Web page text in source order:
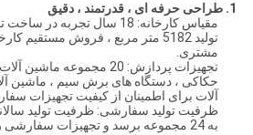
1. طراحی حرفه ای ، قدرتمند ، دقیق
مقیاس کارخانه: 18 سال تجربه
تولید 5182 متر مربع ، فروش
مشتری.
تجهیزات پردازش: 20 مجموعه
حکاکی ، دستگاه های برش سیم ، ماشین
آلات برای اطمینان از کیفیت تجهیزات
ظرفیت تولید سفارشی: ظرفیت تولید
به 24 مجموعه برسد و تجهیزات سفارشی